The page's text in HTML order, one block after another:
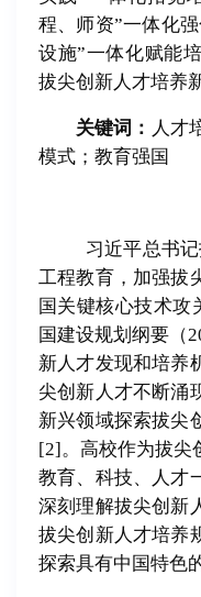
程、师资”一体化
设施”一体化赋能
拔尖创新人才培养
关键词： 人才
模式；教育强国
习近平总书
工程教育，加强拔
国关键核心技术攻
国建设规划纲要（
新人才发现和培养
尖创新人才不断涌
新兴领域探索拔尖
[2]。高校作为拔尖
教育、科技、人才
深刻理解拔尖创新
拔尖创新人才培养
探索具有中国特色